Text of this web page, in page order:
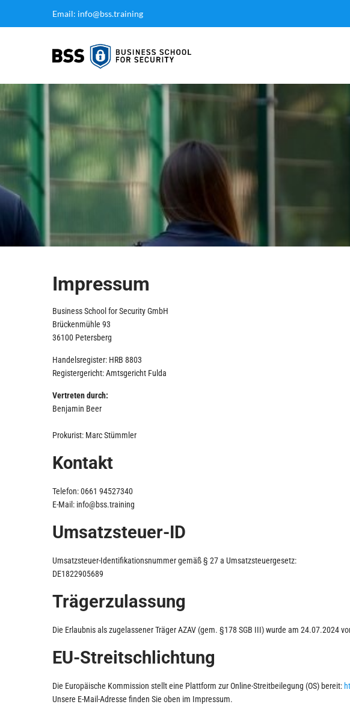
Email: info@bss.training
Impressum
Business School for Security GmbH
Brückenmühle 93
36100 Petersberg
Handelsregister: HRB 8803
Registergericht: Amtsgericht Fulda
Vertreten durch:
Benjamin Beer
Prokurist: Marc Stümmler
Kontakt
Telefon: 0661 94527340
E-Mail: info@bss.training
Umsatzsteuer-ID
Umsatzsteuer-Identifikationsnummer gemäß § 27 a Umsatzsteuergesetz:
DE1822905689
Trägerzulassung
Die Erlaubnis als zugelassener Träger AZAV (gem. §178 SGB III) wurde am 24.07.2024
EU-Streitschlichtung
Die Europäische Kommission stellt eine Plattform zur Online-Streitbeilegung (OS) bereit:
Unsere E-Mail-Adresse finden Sie oben im Impressum.